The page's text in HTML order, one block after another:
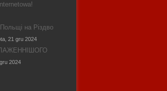
на Різдво
21 gru 2024
2024